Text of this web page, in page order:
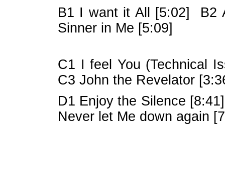
B1 I want it All [5:02] B2
Sinner in Me [5:09]
C1 I feel You (Technical
C3 John the Revelator
D1 Enjoy the Silence
Never let Me down again